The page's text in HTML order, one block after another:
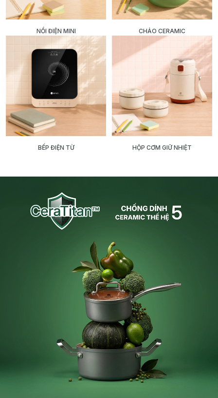
NỒI ĐIỆN MINI CHẢO CERAMIC
BẾP ĐIỆN TỪ HỘP CƠM GIỮ NHIỆT